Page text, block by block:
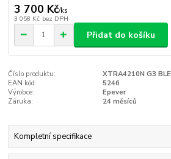
3 700 Kč/ks
3 058 Kč bez DPH
Přidat do košíku
Číslo produktu:
XTRA4210N G3 BLE
EAN kód:
5246
Výrobce:
Epever
Záruka:
24 měsíců
Kompletní specifikace